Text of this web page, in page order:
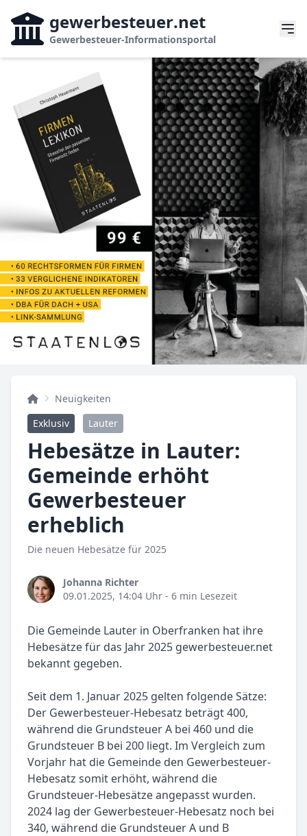
gewerbesteuer.net
Gewerbesteuer-Informationsportal
Neuigkeiten
Exklusiv
Lauter
Hebesätze in Lauter:
Gemeinde erhöht
Gewerbesteuer
erheblich
Die neuen Hebesätze für 2025
Johanna Richter
09.01.2025, 14:04 Uhr - 6 min Lesezeit
Die Gemeinde Lauter in Oberfranken hat ihre
Hebesätze für das Jahr 2025 gewerbesteuer.net
bekannt gegeben.
Seit dem 1. Januar 2025 gelten folgende Sätze:
Der Gewerbesteuer-Hebesatz beträgt 400,
während die Grundsteuer A bei 460 und die
Grundsteuer B bei 200 liegt. Im Vergleich zum
Vorjahr hat die Gemeinde den Gewerbesteuer-
Hebesatz somit erhöht, während die
Grundsteuer-Hebesätze angepasst wurden.
2024 lag der Gewerbesteuer-Hebesatz noch bei
340, während die Grundsteuer A und B